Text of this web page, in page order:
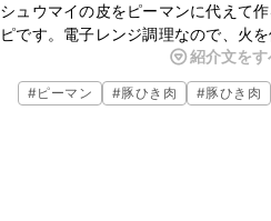
シュウマイの皮をピーマンに代えて
ピです。電子レンジ調理なので、火
ますよ。ピーマンをカラーピーマン
り、おすすめです。ぜひお試しくだ
紹介文を
#ピーマン #豚ひき肉 #豚ひき肉